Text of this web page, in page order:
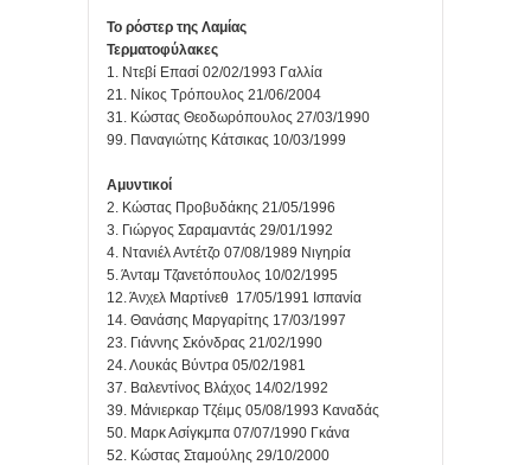
Το ρόστερ της Λαμίας
Τερματοφύλακες
1. Ντεβί Επασί 02/02/1993 Γαλλία
21. Νίκος Τρόπουλος 21/06/2004
31. Κώστας Θεοδωρόπουλος 27/03/1990
99. Παναγιώτης Κάτσικας 10/03/1999
Αμυντικοί
2. Κώστας Προβυδάκης 21/05/1996
3. Γιώργος Σαραμαντάς 29/01/1992
4. Ντανιέλ Αντέτζο 07/08/1989 Νιγηρία
5. Άνταμ Τζανετόπουλος 10/02/1995
12. Άνχελ Μαρτίνεθ 17/05/1991 Ισπανία
14. Θανάσης Μαργαρίτης 17/03/1997
23. Γιάννης Σκόνδρας 21/02/1990
24. Λουκάς Βύντρα 05/02/1981
37. Βαλεντίνος Βλάχος 14/02/1992
39. Μάνιερκαρ Τζέιμς 05/08/1993 Καναδάς
50. Μαρκ Ασίγκμπα 07/07/1990 Γκάνα
52. Κώστας Σταμούλης 29/10/2000